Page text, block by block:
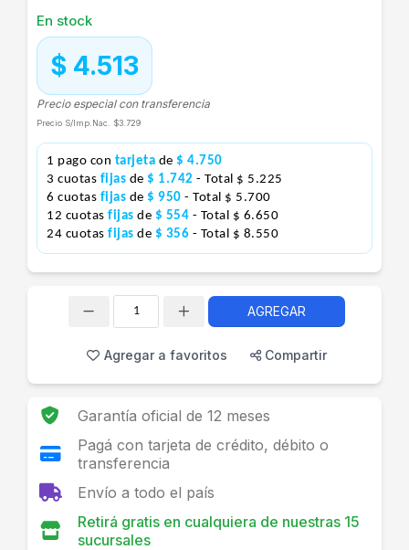
En stock
$ 4.513
Precio especial con transferencia
Precio S/Imp.Nac. $3.729
1 pago con tarjeta de $ 4.750
3 cuotas fijas de $ 1.742 - Total $ 5.225
6 cuotas fijas de $ 950 - Total $ 5.700
12 cuotas fijas de $ 554 - Total $ 6.650
24 cuotas fijas de $ 356 - Total $ 8.550
AGREGAR
Agregar a favoritos Compartir
Garantía oficial de 12 meses
Pagá con tarjeta de crédito, débito o
transferencia
Envío a todo el país
Retirá gratis en cualquiera de nuestras 15
sucursales